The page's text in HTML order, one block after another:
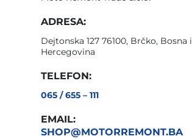
ADRESA:
Dejtonska 127 76100, Brčko, Bosna i
Hercegovina
TELEFON:
065 / 655 – 111
EMAIL:
SHOP@MOTORREMONT.BA